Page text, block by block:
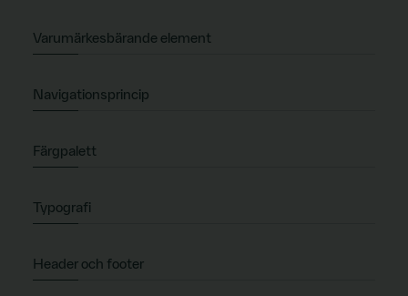
Varumärkesbärande element
Navigationsprincip
Färgpalett
Typografi
Header och footer